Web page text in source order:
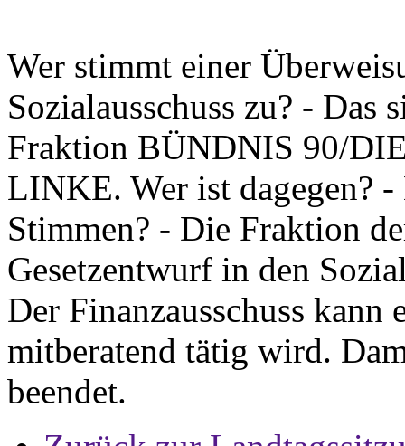
Wer stimmt einer
Sozialausschuss zu? -
Fraktion BÜNDNIS 90/
LINKE. Wer ist dagegen?
Stimmen? - Die Fraktion
Gesetzentwurf in den
Der Finanzausschuss
mitberatend tätig wird.
beendet.